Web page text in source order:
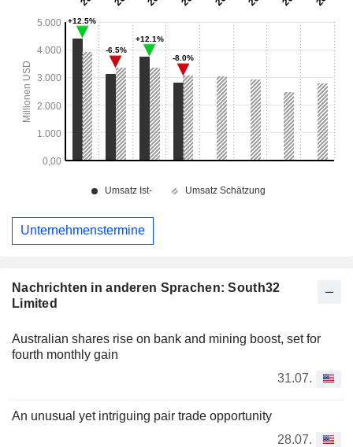
Nachrichten in anderen Sprachen: South32
Limited
Australian shares rise on bank and mining boost, set for
fourth monthly gain
31.07.
An unusual yet intriguing pair trade opportunity
28.07.
Unternehmenstermine